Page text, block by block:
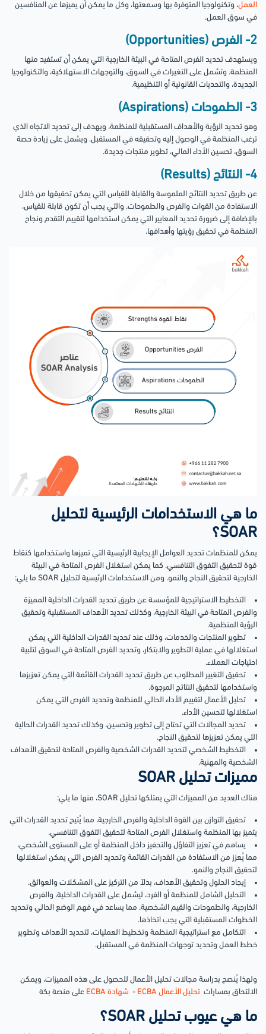
العمل، وتكنولوجيا المتوفرة بها وسمعتها، وكل ما يمكن أن يميزها عن المنافسين
في سوق العمل.
2- الفرص (Opportunities)
ويستهدف تحديد الفرص المتاحة في البيئة الخارجية التي يمكن أن تستفيد منها
المنظمة. وتشمل على التغيرات في السوق، والتوجهات الاستهلاكية، والتكنولوجيا
الجديدة، والتحديات القانونية أو التنظيمية.
3- الطموحات (Aspirations)
وهو تحديد الرؤية والأهداف المستقبلية للمنظمة، ويهدف إلى تحديد الاتجاه الذي
ترغب المنظمة في الوصول إليه وتحقيقه في المستقبل. ويشمل على زيادة حصة
السوق، تحسين الأداء المالي، تطوير منتجات جديدة.
4- النتائج (Results)
عن طريق تحديد النتائج الملموسة والقابلة للقياس التي يمكن تحقيقها من خلال
الاستفادة من القوات والفرص والطموحات. والتي يجب أن تكون قابلة للقياس،
بالإضافة إلى ضرورة تحديد المعايير التي يمكن استخدامها لتقييم التقدم ونجاح
المنظمة في تحقيق رؤيتها وأهدافها.
ما هي الاستخدامات الرئيسية لتحليل
SOAR؟
يمكن للمنظمات تحديد العوامل الإيجابية الرئيسية التي تميزها واستخدامها كنقاط
قوة لتحقيق التفوق التنافسي. كما يمكن استغلال الفرص المتاحة في البيئة
الخارجية لتحقيق النجاح والنمو. ومن الاستخدامات الرئيسية لتحليل SOAR ما يلي:
التخطيط الاستراتيجية للمؤسسة عن طريق تحديد القدرات الداخلية المميزة
والفرص المتاحة في البيئة الخارجية، وكذلك تحديد الأهداف المستقبلية وتحقيق
الرؤية المنظمية.
تطوير المنتجات والخدمات، وذلك عند تحديد القدرات الداخلية التي يمكن
استغلالها في عملية التطوير والابتكار، وتحديد الفرص المتاحة في السوق لتلبية
احتياجات العملاء.
تحقيق التغيير المطلوب عن طريق تحديد القدرات القائمة التي يمكن تعزيزها
واستخدامها لتحقيق النتائج المرجوة.
تحليل الأعمال لتقييم الأداء الحالي للمنظمة وتحديد الفرص التي يمكن
استغلالها لتحسين الأداء.
تحديد المجالات التي تحتاج إلى تطوير وتحسين، وكذلك تحديد القدرات الحالية
التي يمكن تعزيزها لتحقيق النجاح.
التخطيط الشخصي لتحديد القدرات الشخصية والفرص المتاحة لتحقيق الأهداف
الشخصية والمهنية.
مميزات تحليل SOAR
هناك العديد من المميزات التي يمتلكها تحليل SOAR، منها ما يلي:
تحقيق التوازن بين القوة الداخلية والفرص الخارجية، مما يُتيح تحديد القدرات التي
يتميز بها المنظمة واستغلال الفرص المتاحة لتحقيق التفوق التنافسي.
يساهم في تعزيز التفاؤل والتحفيز داخل المنظمة أو على المستوى الشخصي،
مما يُعزز من الاستفادة من القدرات القائمة وتحديد الفرص التي يمكن استغلالها
لتحقيق النجاح والنمو.
إيجاد الحلول وتحقيق الأهداف، بدلاً من التركيز على المشكلات والعوائق.
التحليل الشامل للمنظمة أو الفرد، ليشمل على القدرات الداخلية، والفرص
الخارجية، والطموحات والقيم الشخصية. مما يساعد في فهم الوضع الحالي وتحديد
الخطوات المستقبلية التي يجب اتخاذها.
التكامل مع استراتيجية المنظمة وتخطيط العمليات، لتحديد الأهداف وتطوير
خطط العمل وتحديد توجهات المنظمة في المستقبل.
ولهذا يُنصح بدراسة مجالات تحليل الأعمال للحصول على هذه المميزات، ويمكن
الالتحاق بمسارات تحليل الأعمال ECBA - شهادة ECBA على منصة بكة
ما هي عيوب تحليل SOAR؟